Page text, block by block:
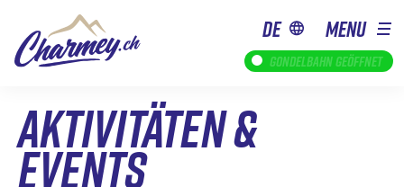
Gondelbahn geöffnet
de MENU
AKTIVITÄTEN &
EVENTS